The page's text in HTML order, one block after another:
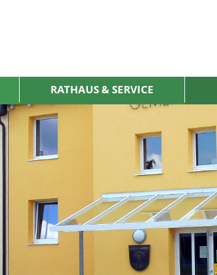
RATHAUS & SERVICE